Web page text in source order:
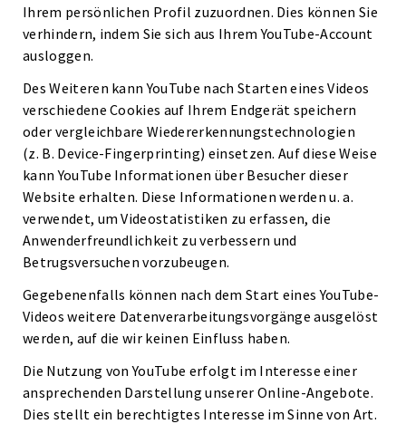
Ihrem persönlichen Profil zuzuordnen. Dies können Sie
verhindern, indem Sie sich aus Ihrem YouTube-Account
ausloggen.
Des Weiteren kann YouTube nach Starten eines Videos
verschiedene Cookies auf Ihrem Endgerät speichern
oder vergleichbare Wiedererkennungstechnologien
(z. B. Device-Fingerprinting) einsetzen. Auf diese Weise
kann YouTube Informationen über Besucher dieser
Website erhalten. Diese Informationen werden u. a.
verwendet, um Videostatistiken zu erfassen, die
Anwenderfreundlichkeit zu verbessern und
Betrugsversuchen vorzubeugen.
Gegebenenfalls können nach dem Start eines YouTube-
Videos weitere Datenverarbeitungsvorgänge ausgelöst
werden, auf die wir keinen Einfluss haben.
Die Nutzung von YouTube erfolgt im Interesse einer
ansprechenden Darstellung unserer Online-Angebote.
Dies stellt ein berechtigtes Interesse im Sinne von Art.